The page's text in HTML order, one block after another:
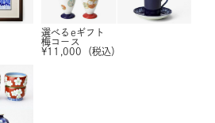
選べるeギフト
梅コース
¥11,000 （税込）